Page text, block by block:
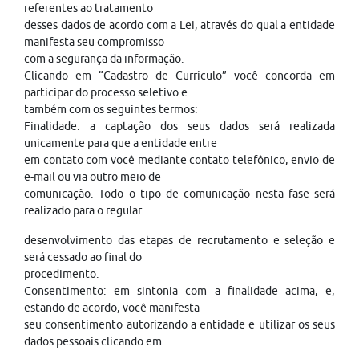
referentes ao tratamento
desses dados de acordo com a Lei, através do qual a entidade
manifesta seu compromisso
com a segurança da informação.
Clicando em “Cadastro de Currículo” você concorda em
participar do processo seletivo e
também com os seguintes termos:
Finalidade: a captação dos seus dados será realizada
unicamente para que a entidade entre
em contato com você mediante contato telefônico, envio de
e-mail ou via outro meio de
comunicação. Todo o tipo de comunicação nesta fase será
realizado para o regular
desenvolvimento das etapas de recrutamento e seleção e
será cessado ao final do
procedimento.
Consentimento: em sintonia com a finalidade acima, e,
estando de acordo, você manifesta
seu consentimento autorizando a entidade e utilizar os seus
dados pessoais clicando em